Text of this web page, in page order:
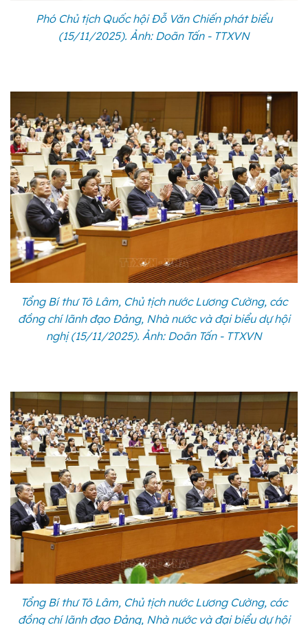
Phó Chủ tịch Quốc hội Đỗ Văn Chiến phát biểu
(15/11/2025). Ảnh: Doãn Tấn - TTXVN
Tổng Bí thư Tô Lâm, Chủ tịch nước Lương Cường, các
đồng chí lãnh đạo Đảng, Nhà nước và đại biểu dự hội
nghị (15/11/2025). Ảnh: Doãn Tấn - TTXVN
Tổng Bí thư Tô Lâm, Chủ tịch nước Lương Cường, các
đồng chí lãnh đạo Đảng, Nhà nước và đại biểu dự hội